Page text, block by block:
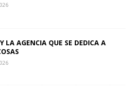
LA AGENCIA QUE SE DEDICA A